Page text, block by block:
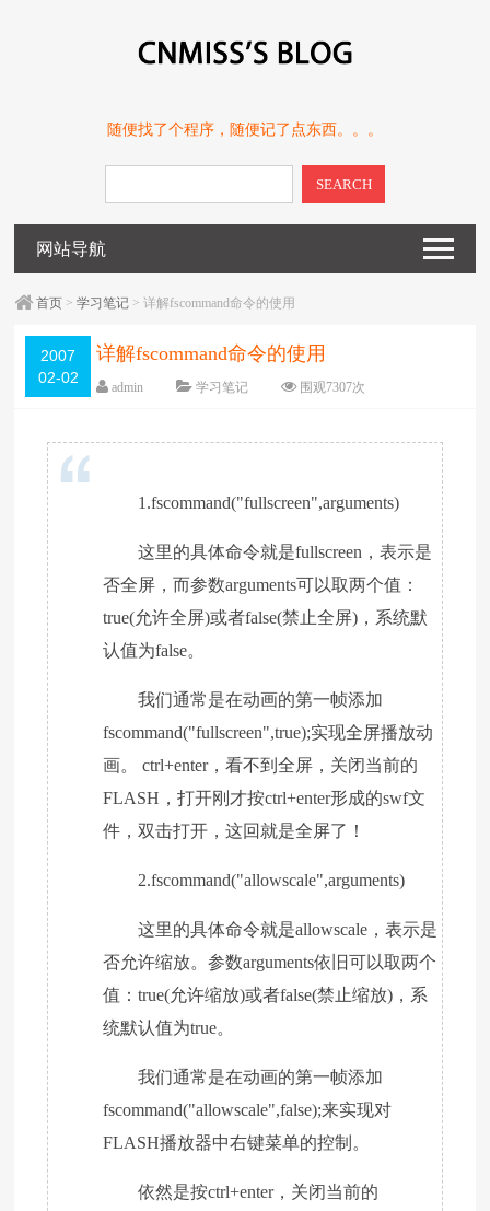
随便找了个程序，随便记了点东西。。。
SEARCH
网站导航
首页 >学习笔记 > 详解fscommand命令的使用
2007
02-02
详解fscommand命令的使用
admin 学习笔记 围观7307次
字体：大 中 小
1.fscommand("fullscreen",arguments)
这里的具体命令就是fullscreen，表示是
否全屏，而参数arguments可以取两个值：
true(允许全屏)或者false(禁止全屏)，系统默
认值为false。
我们通常是在动画的第一帧添加
fscommand("fullscreen",true);实现全屏播放动
画。 ctrl+enter，看不到全屏，关闭当前的
FLASH，打开刚才按ctrl+enter形成的swf文
件，双击打开，这回就是全屏了！
2.fscommand("allowscale",arguments)
这里的具体命令就是allowscale，表示是
否允许缩放。参数arguments依旧可以取两个
值：true(允许缩放)或者false(禁止缩放)，系
统默认值为true。
我们通常是在动画的第一帧添加
fscommand("allowscale",false);来实现对
FLASH播放器中右键菜单的控制。
依然是按ctrl+enter，关闭当前的